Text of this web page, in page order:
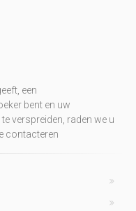
een
bent en uw
verspreiden, raden we u
contacteren